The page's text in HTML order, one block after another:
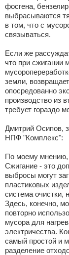
фосгена,
выбрасываются
в том, что с
связываться.
Если же
что при сжигании
земли,
опосредованно
производство из
требует гораздо
Дмитрий Осипов,
НПФ "Комплекс":
По моему мнению,
Сжигание - это
выбросы могут
пластиковых
система очистки,
Здесь, конечно,
повторно
мусора для
электричества.
самый простой и
разделение